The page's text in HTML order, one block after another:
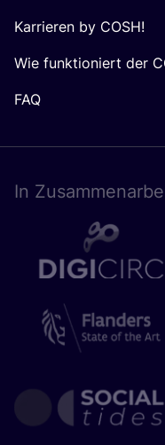
Karrieren by COSH!
Wie funktioniert der
FAQ
In